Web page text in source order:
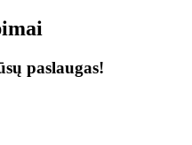
paslaugas!